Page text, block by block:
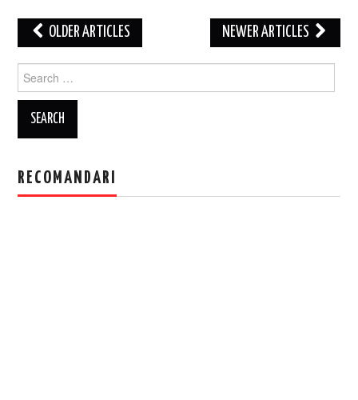
Post
navigation
OLDER ARTICLES NEWER ARTICLES
for:
RECOMANDARI